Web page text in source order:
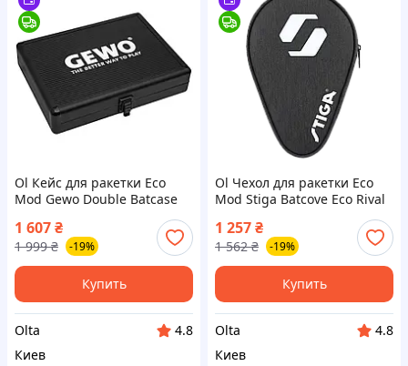
Ol Кейс для ракетки Eco
Mod Gewo Double Batcase
настольного тенниса чехол
для раке TOP22-G
1 607₴
1 999 ₴ -19%
Купить
Olta
4.8
Киев
Ol Чехол для ракетки Eco
Mod Stiga Batcove Eco Rival
черный для настольного
тенниса защита для
ракетки TOP22-G
1 257₴
1 562 ₴ -19%
Купить
Olta
4.8
Киев